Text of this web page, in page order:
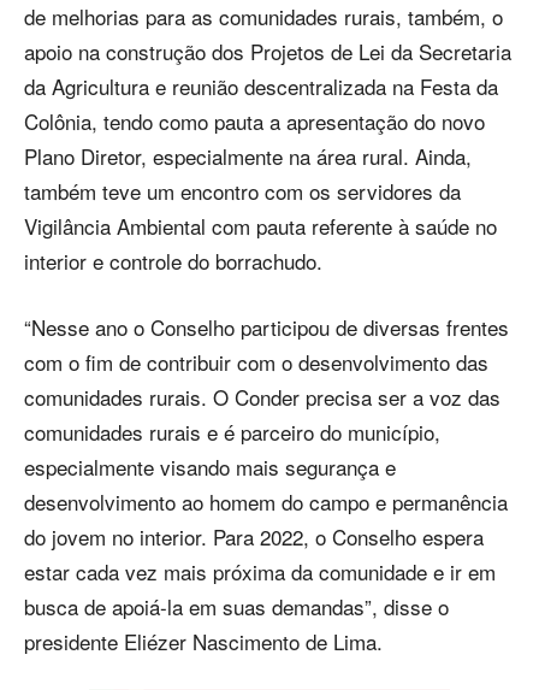
de melhorias para as comunidades rurais, também, o
apoio na construção dos Projetos de Lei da Secretaria
da Agricultura e reunião descentralizada na Festa da
Colônia, tendo como pauta a apresentação do novo
Plano Diretor, especialmente na área rural. Ainda,
também teve um encontro com os servidores da
Vigilância Ambiental com pauta referente à saúde no
interior e controle do borrachudo.
“Nesse ano o Conselho participou de diversas frentes
com o fim de contribuir com o desenvolvimento das
comunidades rurais. O Conder precisa ser a voz das
comunidades rurais e é parceiro do município,
especialmente visando mais segurança e
desenvolvimento ao homem do campo e permanência
do jovem no interior. Para 2022, o Conselho espera
estar cada vez mais próxima da comunidade e ir em
busca de apoiá-la em suas demandas”, disse o
presidente Eliézer Nascimento de Lima.